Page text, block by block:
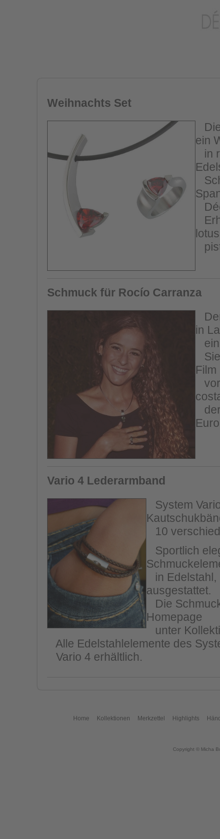
Weihnachts Set
ein
in
Schmuck für Rocío Carranza
in
ein
Vario 4 Lederarmband
System
10
Sportlich
in Edelstahl,
ausgestattet.
Die
Homepage
unter
Alle Edelstahlelemente des
Vario 4 erhältlich.
Home Kollektionen Merkzettel Highlights
Copyright © Micha